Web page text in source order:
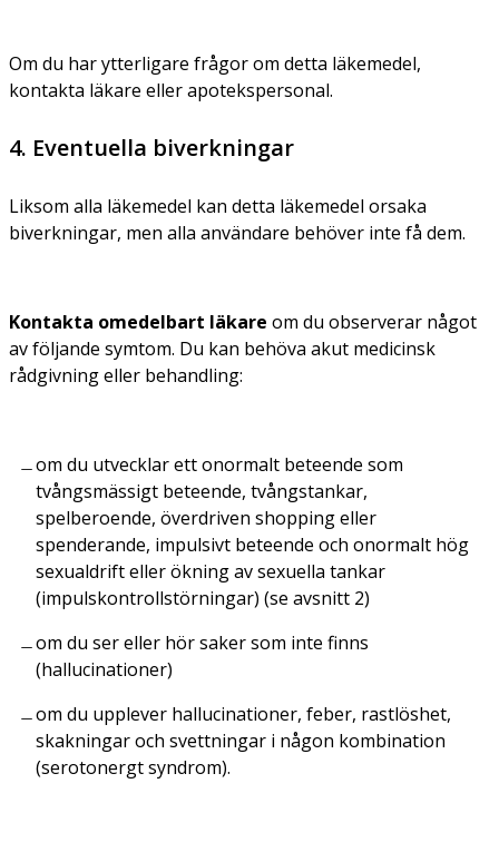
Om du har ytterligare frågor om detta läkemedel,
kontakta läkare eller apotekspersonal.
4. Eventuella biverkningar
Liksom alla läkemedel kan detta läkemedel orsaka
biverkningar, men alla användare behöver inte få dem.
Kontakta omedelbart läkare om du observerar något
av följande symtom. Du kan behöva akut medicinsk
rådgivning eller behandling:
om du utvecklar ett onormalt beteende som
tvångsmässigt beteende, tvångstankar,
spelberoende, överdriven shopping eller
spenderande, impulsivt beteende och onormalt hög
sexualdrift eller ökning av sexuella tankar
(impulskontrollstörningar) (se avsnitt 2)
om du ser eller hör saker som inte finns
(hallucinationer)
om du upplever hallucinationer, feber, rastlöshet,
skakningar och svettningar i någon kombination
(serotonergt syndrom).